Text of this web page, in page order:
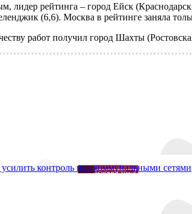
лидер рейтинга – город Ейск
(6,6). Москва в рейтинге заняла
работ получил город Шахты
контроль над коммунальными сетями